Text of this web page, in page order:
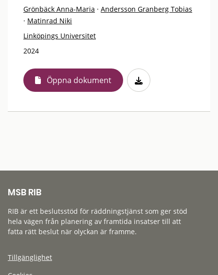
Grönbäck Anna-Maria · Andersson Granberg Tobias
· Matinrad Niki
Linköpings Universitet
2024
Öppna dokument
MSB RIB
RIB är ett beslutsstöd för räddningstjänst som ger stöd
hela vägen från planering av framtida insatser till att
fatta rätt beslut när olyckan är framme.
Tillgänglighet